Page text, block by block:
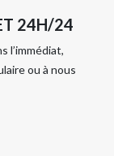
24H/24
l’immédiat,
ou à nous